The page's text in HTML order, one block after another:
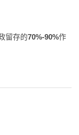
留存的70%-90%作